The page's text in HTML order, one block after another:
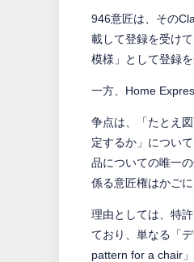
946意匠は、その
載して登録を受け
模様」として登録を
一方、Home
争点は、「たとえ
定するか」につい
品についての唯一
係る意匠権はかご
理由としては、特
ており、単なる「
pattern for a chair